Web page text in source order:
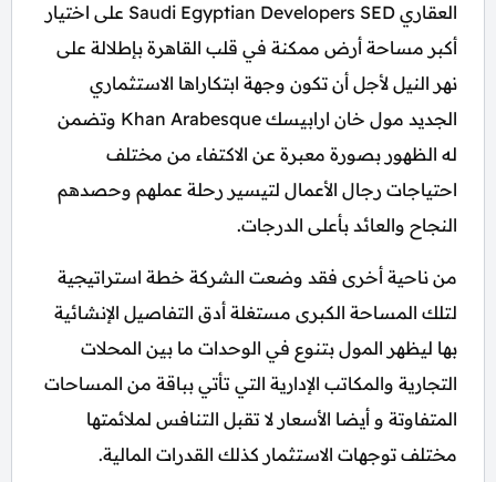
العقاري Saudi Egyptian Developers SED على اختيار
أكبر مساحة أرض ممكنة في قلب القاهرة بإطلالة على
نهر النيل لأجل أن تكون وجهة ابتكاراها الاستثماري
الجديد مول خان ارابيسك Khan Arabesque وتضمن
له الظهور بصورة معبرة عن الاكتفاء من مختلف
احتياجات رجال الأعمال لتيسير رحلة عملهم وحصدهم
النجاح والعائد بأعلى الدرجات.
من ناحية أخرى فقد وضعت الشركة خطة استراتيجية
لتلك المساحة الكبرى مستغلة أدق التفاصيل الإنشائية
بها ليظهر المول بتنوع في الوحدات ما بين المحلات
التجارية والمكاتب الإدارية التي تأتي بباقة من المساحات
المتفاوتة و أيضا الأسعار لا تقبل التنافس لملائمتها
مختلف توجهات الاستثمار كذلك القدرات المالية.